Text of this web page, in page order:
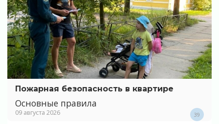
Пожарная безопасность в квартире
Основные правила
09 августа 2026 39